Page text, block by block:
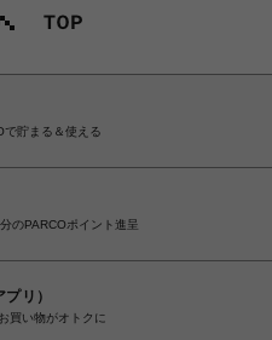
で貯まる＆使える
のPARCOポイント進呈
リ）
買い物がオトクに